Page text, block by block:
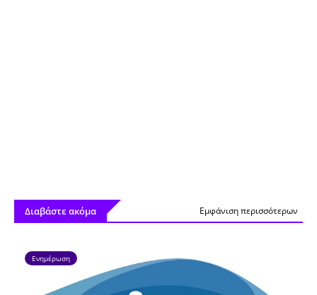
Διαβάστε ακόμα Εμφάνιση περισσότερων
Ενημέρωση